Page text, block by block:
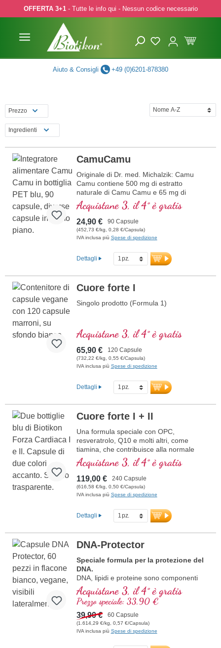
to main content
Skip to search
Skip to main navigation
OFFERTA 3+1- Tutte le info qui - Nessun codice necessario
Aiuto & Consigli +49 (0)6201-878380
Prezzo
Ingredienti
CamuCamu
Originale di Dr. med. Michalzik: Camu
Camu contiene 500 mg di estratto
naturale di Camu Camu e 65 mg di
vitamina C per dose giornaliera (1
capsula). Questo estratto di alta qualità è
ricco di vitamine naturali e antiossidanti ed
è libero da additivi. Il sigillo è privo di
alluminio.
Ulteriori informazioni su Camu Camu
Acquistane 3, il 4° è gratis
24,90 € 90 Capsule
(452,73 €/kg, 0,28 €/Capsula)
IVA inclusa più Spese di spedizione
Dettagli
Cuore forte I
Singolo prodotto (Formula 1)
Acquistane 3, il 4° è gratis
65,90 € 120 Capsule
(732,22 €/kg, 0,55 €/Capsula)
IVA inclusa più Spese di spedizione
Dettagli
Cuore forte I + II
Una formula speciale con OPC,
resveratrolo, Q10 e molti altri, come
tiamina, che contribuisce alla normale
funzione cardiaca. (Formula 1 e Formula
2)
Acquistane 3, il 4° è gratis
119,00 € 240 Capsule
(616,58 €/kg, 0,50 €/Capsula)
IVA inclusa più Spese di spedizione
Dettagli
DNA-Protector
Speciale formula per la protezione del
DNA.
DNA, lipidi e proteine sono componenti
importanti delle cellule. Proteggi le tue
cellule dallo stress ossidativo, con
preziose sostanze naturali.
Acquistane 3, il 4° è gratis
Prezzo speciale: 33,90 €
39,90 € 60 Capsule
(1.614,29 €/kg, 0,57 €/Capsula)
IVA inclusa più Spese di spedizione